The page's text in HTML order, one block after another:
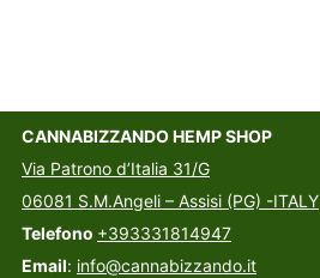
CANNABIZZANDO HEMP SHOP
Via Patrono d’Italia 31/G
06081 S.M.Angeli – Assisi (PG) -ITALY
Telefono +393331814947
Email: info@cannabizzando.it